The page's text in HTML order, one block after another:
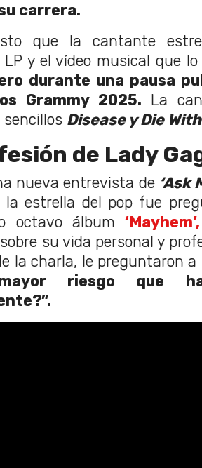
carrera.
que la cantante
LP y el vídeo musical que lo
durante una pausa
Grammy 2025. La
sencillos Disease y Die
de Lady
nueva entrevista de ‘Ask
la estrella del pop fue
octavo álbum ‘Mayhem’,
su vida personal y
la charla, le preguntaron a
riesgo que